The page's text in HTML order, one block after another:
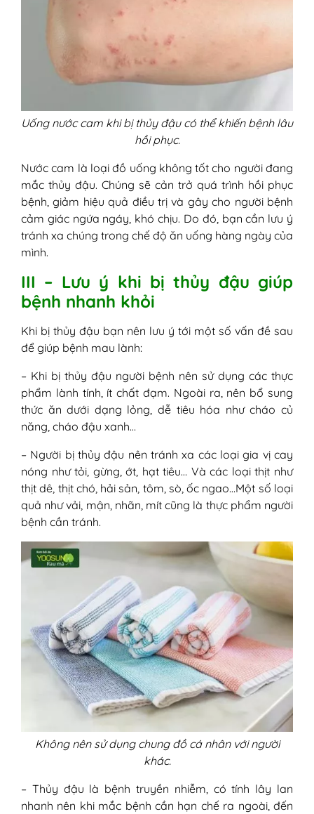
Uống nước cam khi bị thủy đậu có thể khiến bệnh lâu
hồi phục.
Nước cam là loại đồ uống không tốt cho người đang
mắc thủy đậu. Chúng sẽ cản trở quá trình hồi phục
bệnh, giảm hiệu quả điều trị và gây cho người bệnh
cảm giác ngứa ngáy, khó chịu. Do đó, bạn cần lưu ý
tránh xa chúng trong chế độ ăn uống hàng ngày của
mình.
III – Lưu ý khi bị thủy đậu giúp
bệnh nhanh khỏi
Khi bị thủy đậu bạn nên lưu ý tới một số vấn đề sau
để giúp bệnh mau lành:
– Khi bị thủy đậu người bệnh nên sử dụng các thực
phẩm lành tính, ít chất đạm. Ngoài ra, nên bổ sung
thức ăn dưới dạng lỏng, dễ tiêu hóa như cháo củ
năng, cháo đậu xanh…
– Người bị thủy đậu nên tránh xa các loại gia vị cay
nóng như tỏi, gừng, ớt, hạt tiêu… Và các loại thịt như
thịt dê, thịt chó, hải sản, tôm, sò, ốc ngao…Một số loại
quả như vải, mận, nhãn, mít cũng là thực phẩm người
bệnh cần tránh.
Không nên sử dụng chung đồ cá nhân với người
khác.
– Thủy đậu là bệnh truyền nhiễm, có tính lây lan
nhanh nên khi mắc bệnh cần hạn chế ra ngoài, đến